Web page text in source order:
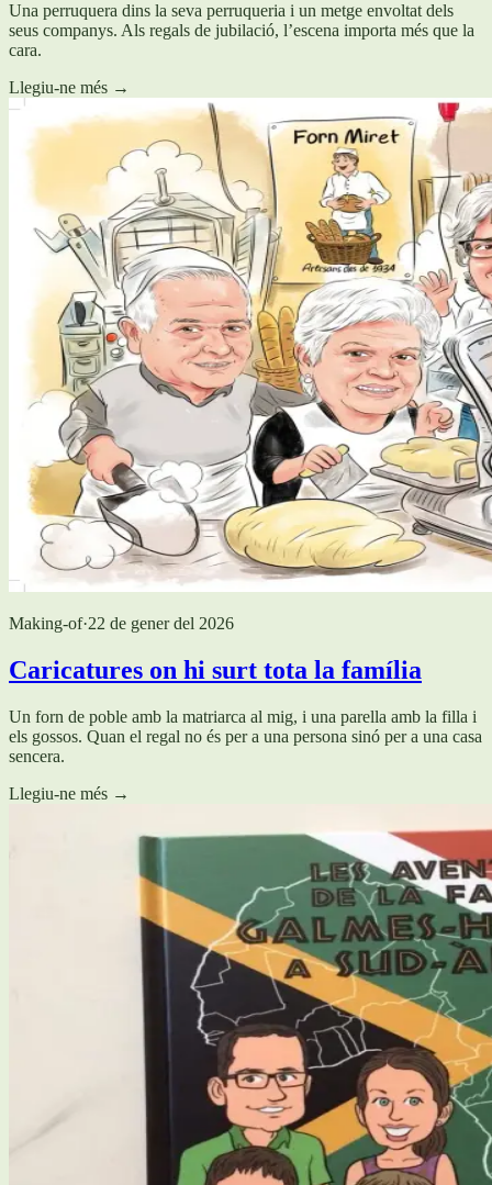
Una perruquera dins la seva perruqueria i un metge envoltat dels
seus companys. Als regals de jubilació, l’escena importa més que la
cara.
Llegiu-ne més →
Making-of·22 de gener del 2026
Caricatures on hi surt tota la família
Un forn de poble amb la matriarca al mig, i una parella amb la filla i
els gossos. Quan el regal no és per a una persona sinó per a una casa
sencera.
Llegiu-ne més →